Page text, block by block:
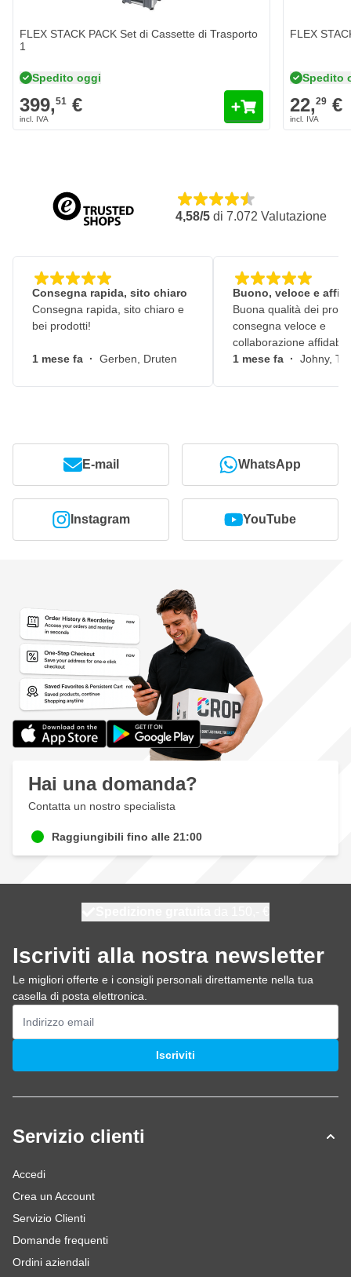
FLEX STACK PACK Set di Cassette di Trasporto
1
Spedito oggi
399,51 €
FLEX
Spedito
22,29 €
4,58/5 di 7.072 Valutazione
Consegna rapida, sito chiaro
Consegna rapida, sito chiaro e
bei prodotti!
1 mese fa · Gerben, Druten
Buono, veloce e
Buona qualità dei
consegna veloce e
collaborazione
1 mese fa · Johny,
E-mail WhatsApp
Instagram YouTube
Hai una domanda?
Contatta un nostro specialista
Raggiungibili fino alle 21:00
Iscriviti alla nostra newsletter
Le migliori offerte e i consigli personali direttamente nella tua
casella di posta elettronica.
Indirizzo email
Iscriviti
Servizio clienti
Accedi
Crea un Account
Servizio Clienti
Domande frequenti
Ordini aziendali